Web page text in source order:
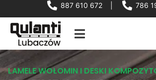
887 610 672 786
LAMELE WOŁOMIN I DESKI